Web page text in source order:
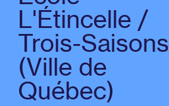
L'Étincelle /
Trois-Saisons
(Ville de
Québec)